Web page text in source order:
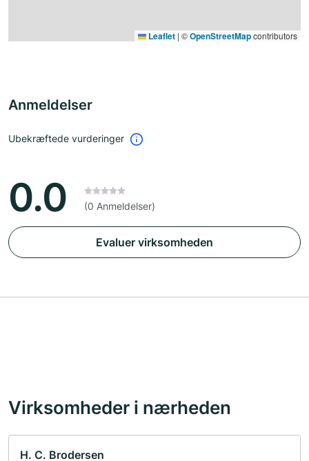
Leaflet | ©OpenStreetMapcontributors
Anmeldelser
Ubekræftede vurderinger
0.0 (0 Anmeldelser)
Evaluer virksomheden
Virksomheder i nærheden
H. C. Brodersen